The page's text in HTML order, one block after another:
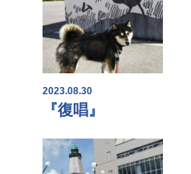
2023.08.30
『復唱』